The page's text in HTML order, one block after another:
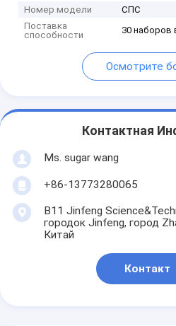
Номер модели
СПС
Поставка
способности
30
Осмотрите
Контактная
Ms. sugar wang
+86-13773280065
B11 Jinfeng
городок Jinfeng, город
Китай
Контакт